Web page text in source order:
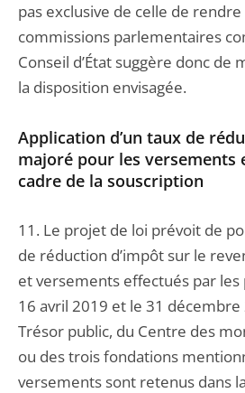
pas exclusive de celle de
commissions parlementaires
Conseil d’État suggère donc de
la disposition envisagée.
Application d’un taux de
majoré pour les versements
cadre de la souscription
11. Le projet de loi prévoit de
de réduction d’impôt sur le
et versements effectués par
16 avril 2019 et le 31
Trésor public, du Centre des
ou des trois fondations
versements sont retenus dans